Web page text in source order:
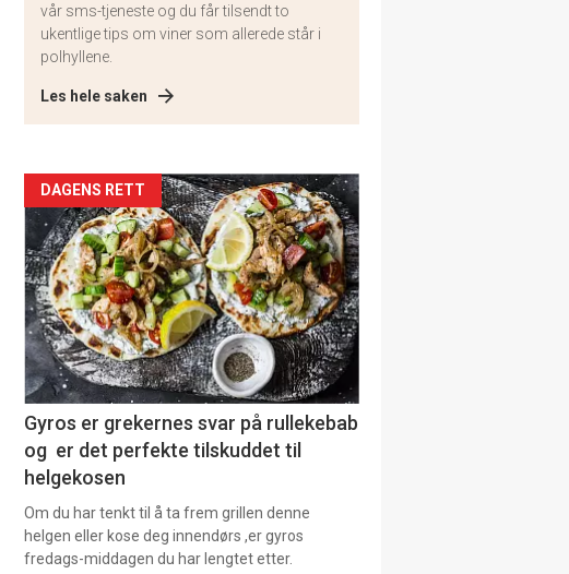
vår sms-tjeneste og du får tilsendt to
ukentlige tips om viner som allerede står i
polhyllene.
Les hele saken
Artikler
detail
-
section
11
DAGENS RETT
Gyros er grekernes svar på rullekebab
og er det perfekte tilskuddet til
helgekosen
Om du har tenkt til å ta frem grillen denne
helgen eller kose deg innendørs ,er gyros
fredags-middagen du har lengtet etter.